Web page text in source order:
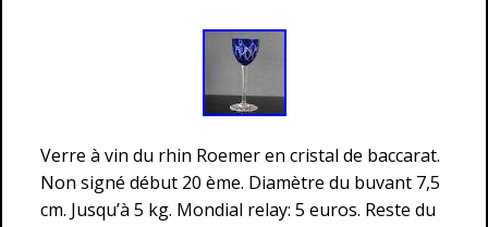
Verre à vin du rhin Roemer en cristal de baccarat.
Non signé début 20 ème. Diamètre du buvant 7,5
cm. Jusqu’à 5 kg. Mondial relay: 5 euros. Reste du